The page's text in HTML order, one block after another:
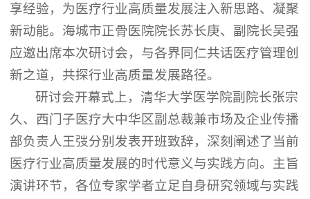
享经验，为医疗行业高质量发展注入新思路、凝聚
新动能。海城市正骨医院院长苏长庚、副院长吴强
应邀出席本次研讨会，与各界同仁共话医疗管理创
新之道，共探行业高质量发展路径。
研讨会开幕式上，清华大学医学院副院长张宗
久、西门子医疗大中华区副总裁兼市场及企业传播
部负责人王弢分别发表开班致辞，深刻阐述了当前
医疗行业高质量发展的时代意义与实践方向。主旨
演讲环节，各位专家学者立足自身研究领域与实践